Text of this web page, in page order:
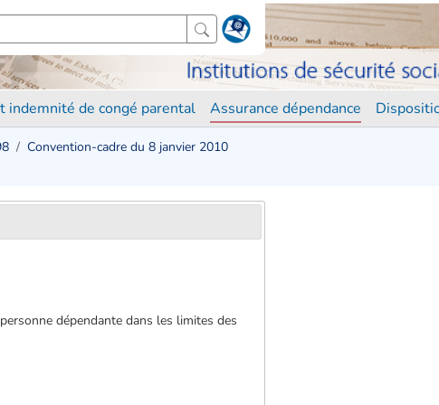
indemnité de congé parental Assurance dépendance
Convention-cadre du 8 janvier 2010
dépendante dans les limites des